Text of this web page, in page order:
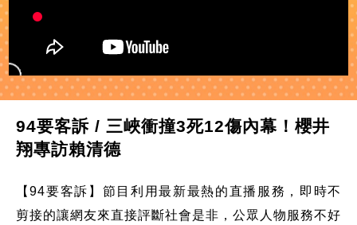
94要客訴 / 三峽衝撞3死12傷內幕！櫻井
翔專訪賴清德
【94要客訴】節目利用最新最熱的直播服務，即時不
剪接的讓網友來直接評斷社會是非，公眾人物服務不好